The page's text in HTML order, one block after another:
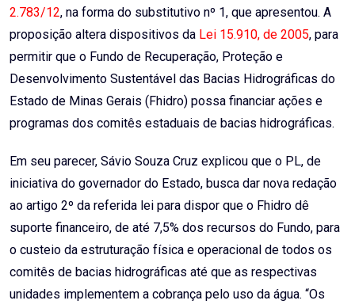
2.783/12, na forma do substitutivo nº 1, que apresentou. A
proposição altera dispositivos da Lei 15.910, de 2005, para
permitir que o Fundo de Recuperação, Proteção e
Desenvolvimento Sustentável das Bacias Hidrográficas do
Estado de Minas Gerais (Fhidro) possa financiar ações e
programas dos comitês estaduais de bacias hidrográficas.
Em seu parecer, Sávio Souza Cruz explicou que o PL, de
iniciativa do governador do Estado, busca dar nova redação
ao artigo 2º da referida lei para dispor que o Fhidro dê
suporte financeiro, de até 7,5% dos recursos do Fundo, para
o custeio da estruturação física e operacional de todos os
comitês de bacias hidrográficas até que as respectivas
unidades implementem a cobrança pelo uso da água. “Os